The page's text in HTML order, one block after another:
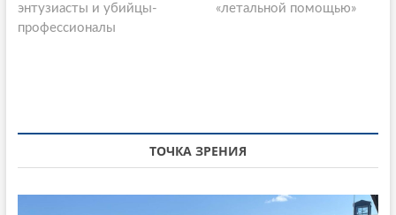
s
t
v
д
ы
т
энтузиасты и убийцы-
профессионалы
д
а
«летальной помощью»
ТОЧКА ЗРЕНИЯ